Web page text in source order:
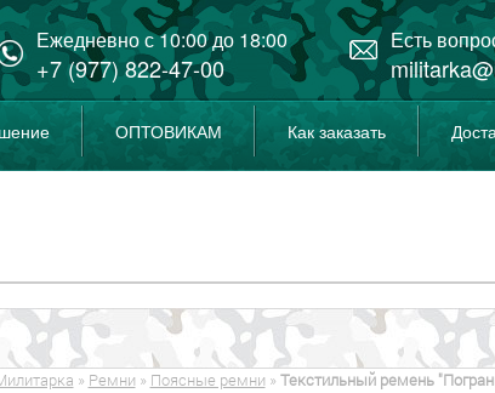
Ежедневно с 10:00 до 18:00
+7 (977) 822-47-00
Есть
ОПТОВИКАМ Как заказать
» Ремни » Поясные ремни » Текстильный ремень